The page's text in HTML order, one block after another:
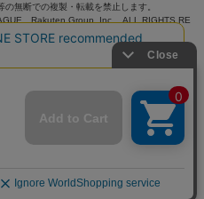
無断での複製・転載を禁止します。
Rakuten Group, Inc. ALL RIGHTS RE